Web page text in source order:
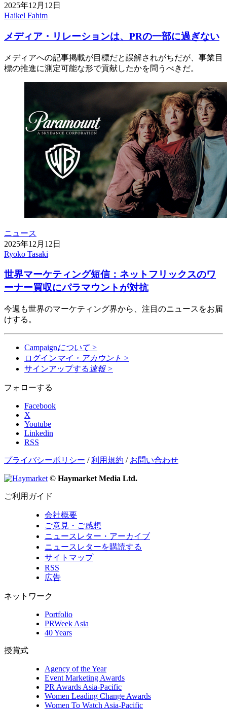
2025年12月12日
Haikel Fahim
メディア・リレーションは、PRの一部に過ぎない
メディアへの記事掲載が目標だと誤解されがちだが、事業目
標の推進に測定可能な形で貢献したかを問うべきだ。
ニュース
2025年12月12日
Ryoko Tasaki
世界マーケティング短信：ネットフリックスのワ
ーナー買収にパラマウントが対抗
今週も世界のマーケティング界から、注目のニュースをお届
けする。
Campaignについて >
ログイン マイ・アカウント >
サインアップする 速報 >
フォローする
Facebook
X
Youtube
Linkedin
RSS
プライバシーポリシー /利用規約 / お問い合わせ
© Haymarket Media Ltd.
ご利用ガイド
会社概要
ご意見・ご感想
ニュースレター・アーカイブ
ニュースレターを購読する
サイトマップ
RSS
広告
ネットワーク
Portfolio
PRWeek Asia
40 Years
授賞式
Agency of the Year
Event Marketing Awards
PR Awards Asia-Pacific
Women Leading Change Awards
Women To Watch Asia-Pacific